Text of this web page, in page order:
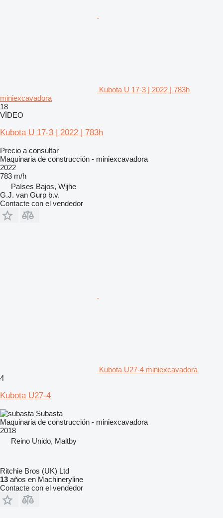
Kubota U 17-3 | 2022 | 783h
miniexcavadora
18
VÍDEO
Kubota U 17-3 | 2022 | 783h
Precio a consultar
Maquinaria de construcción - miniexcavadora
2022
783 m/h
Países Bajos, Wijhe
G.J. van Gurp b.v.
Contacte con el vendedor
Kubota U27-4 miniexcavadora
4
Kubota U27-4
Subasta
Maquinaria de construcción - miniexcavadora
2018
Reino Unido, Maltby
Ritchie Bros (UK) Ltd
13 años en Machineryline
Contacte con el vendedor